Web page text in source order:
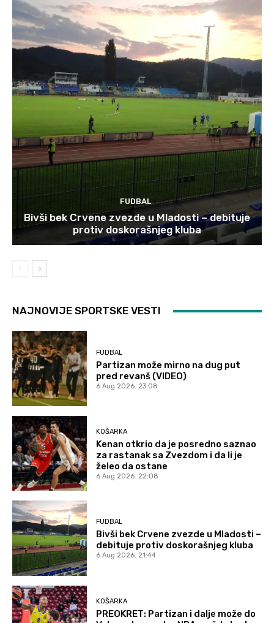
FUDBAL
Bivši bek Crvene zvezde u Mladosti – debituje
protiv doskorašnjeg kluba
NAJNOVIJE SPORTSKE VESTI
FUDBAL
Partizan može mirno na dug put
pred revanš (VIDEO)
6 Aug 2026. 23:08
KOŠARKA
Kenan otkrio da je posredno saznao
za rastanak sa Zvezdom i da li je
želeo da ostane
6 Aug 2026. 22:08
FUDBAL
Bivši bek Crvene zvezde u Mladosti –
debituje protiv doskorašnjeg kluba
6 Aug 2026. 21:44
KOŠARKA
PREOKRET: Partizan i dalje može do